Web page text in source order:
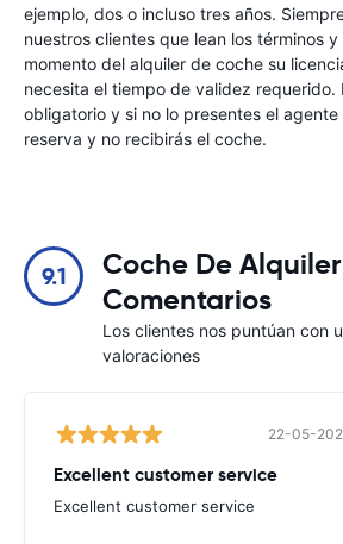
ejemplo, dos o incluso tres años.
nuestros clientes que lean los términos
momento del alquiler de coche su
necesita el tiempo de validez requerido.
obligatorio y si no lo presentes el
reserva y no recibirás el coche.
9.1
Coche De Alquiler
Comentarios
Los clientes nos puntúan con
valoraciones
22-05-
Excellent customer service
Excellent customer service